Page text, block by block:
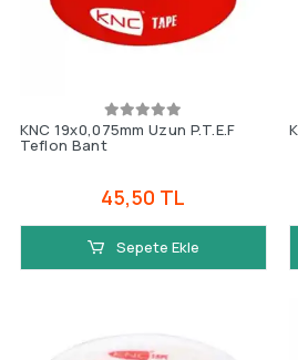
KNC 19x0,075mm Uzun P.T.E.F
Teflon Bant
45,50 TL
Sepete Ekle